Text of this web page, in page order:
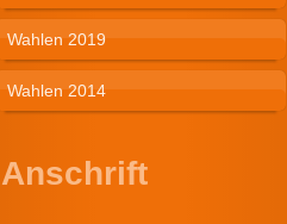
Wahlen 2019
Wahlen 2014
Anschrift